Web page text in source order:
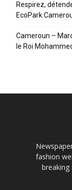
Respirez,
EcoPark
Cameroun –
le Roi
fashion